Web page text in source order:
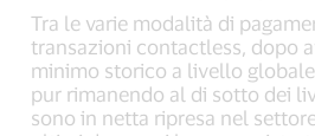
Tra le varie modalità di
transazioni contactless, dopo
minimo storico a livello
pur rimanendo al di sotto dei
sono in netta ripresa nel